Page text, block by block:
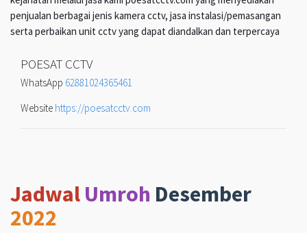
penjualan berbagai jenis kamera cctv, jasa instalasi/pemasangan
serta perbaikan unit cctv yang dapat diandalkan dan terpercaya
POESAT CCTV
WhatsApp 62881024365461
Website https://poesatcctv.com
Jadwal Umroh Desember
2022